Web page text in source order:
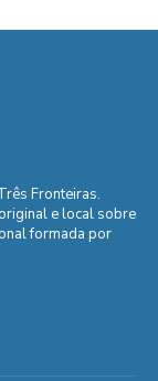
Fronteiras.
e local sobre
formada por